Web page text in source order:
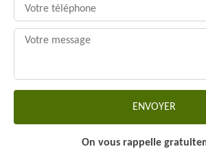
On vous rappelle